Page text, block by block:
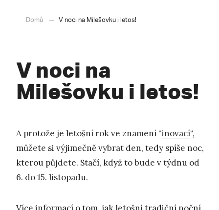
Domů V noci na Milešovku i letos!
V noci na
Milešovku i letos!
A protože je letošní rok ve znamení “inovací“,
můžete si výjimečně vybrat den, tedy spíše noc,
kterou půjdete. Stačí, když to bude v týdnu od
6. do 15. listopadu.